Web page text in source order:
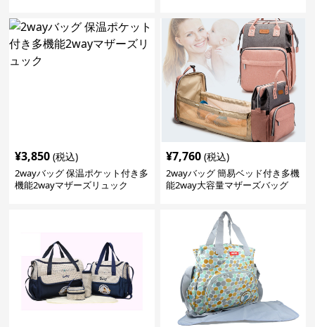
¥3,850 (税込)
2wayバッグ 保温ポケット付き多
機能2wayマザーズリュック
¥7,760 (税込)
2wayバッグ 簡易ベッド付き多機
能2way大容量マザーズバッグ